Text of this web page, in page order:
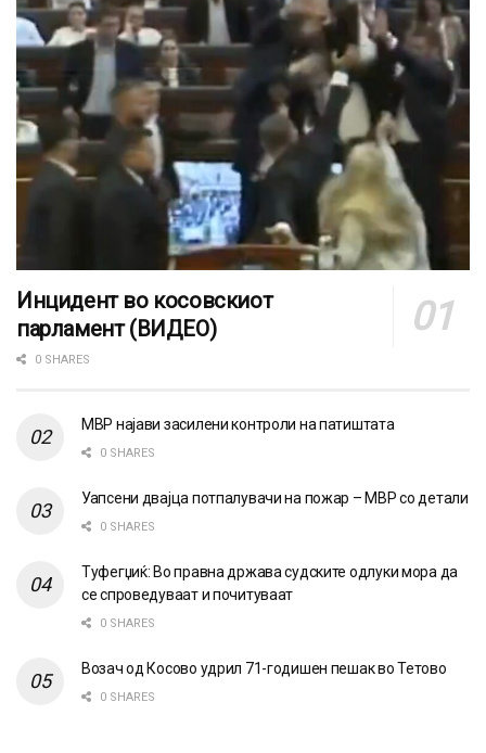
Инцидент во косовскиот
парламент (ВИДЕО)
0 SHARES
МВР најави засилени контроли на патиштата
0 SHARES
Уапсени двајца потпалувачи на пожар – МВР со детали
0 SHARES
Туфегџиќ: Во правна држава судските одлуки мора да
се спроведуваат и почитуваат
0 SHARES
Возач од Косово удрил 71-годишен пешак во Тетово
0 SHARES